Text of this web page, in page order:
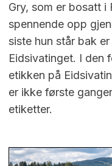
Gry, som er bosatt i
spennende opp
siste hun står bak
Eidsivatinget. I den
etikken på
er ikke første
etiketter.